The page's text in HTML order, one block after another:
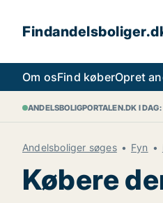
Om osFind køberOpret
ANDELSBOLIGPORTALEN.DK I DAG:
Andelsboliger søges Fyn
Købere